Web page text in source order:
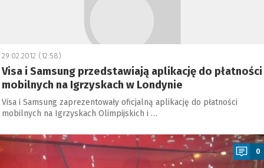
29.02.2012 (12:58)
Visa i Samsung przedstawiają aplikację do płatności
mobilnych na Igrzyskach w Londynie
Visa i Samsung zaprezentowały oficjalną aplikację do płatności
mobilnych na Igrzyskach Olimpijskich i …
0